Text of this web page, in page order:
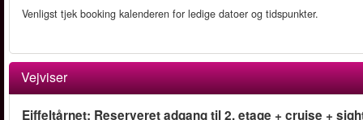
Venligst tjek booking kalenderen for ledige datoer og tidspunkter.
Vejviser
Eiffeltårnet: Reserveret adgang til 2. etage + cruise +